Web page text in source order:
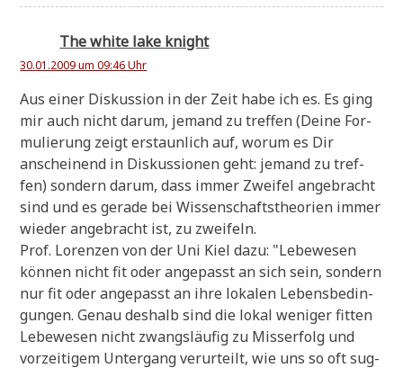
The white lake knight
30.01.2009 um 09:46 Uhr
Aus einer Dis­kus­si­on in der Zeit habe ich es. Es ging
mir auch nicht dar­um, jemand zu tref­fen (Dei­ne For­
mu­lie­rung zeigt erstaun­lich auf, wor­um es Dir
anschei­nend in Dis­kus­sio­nen geht: jemand zu tref­
fen) son­dern dar­um, dass immer Zwei­fel ange­bracht
sind und es gera­de bei Wis­sen­schafts­theo­rien immer
wie­der ange­bracht ist, zu zweifeln.
Prof. Loren­zen von der Uni Kiel dazu: "Lebe­we­sen
kön­nen nicht fit oder ange­passt an sich sein, son­dern
nur fit oder ange­passt an ihre loka­len Lebens­be­din­
gun­gen. Genau des­halb sind die lokal weni­ger fit­ten
Lebe­we­sen nicht zwangs­läu­fig zu Miss­erfolg und
vor­zei­ti­gem Unter­gang ver­ur­teilt, wie uns so oft sug­